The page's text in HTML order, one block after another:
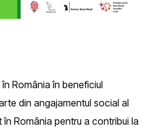
România în beneficiul
din angajamentul social al
România pentru a contribui la